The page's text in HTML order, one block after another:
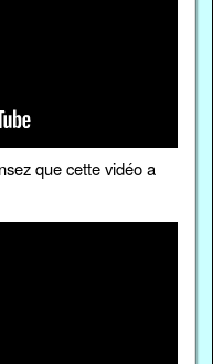
que cette vidéo a